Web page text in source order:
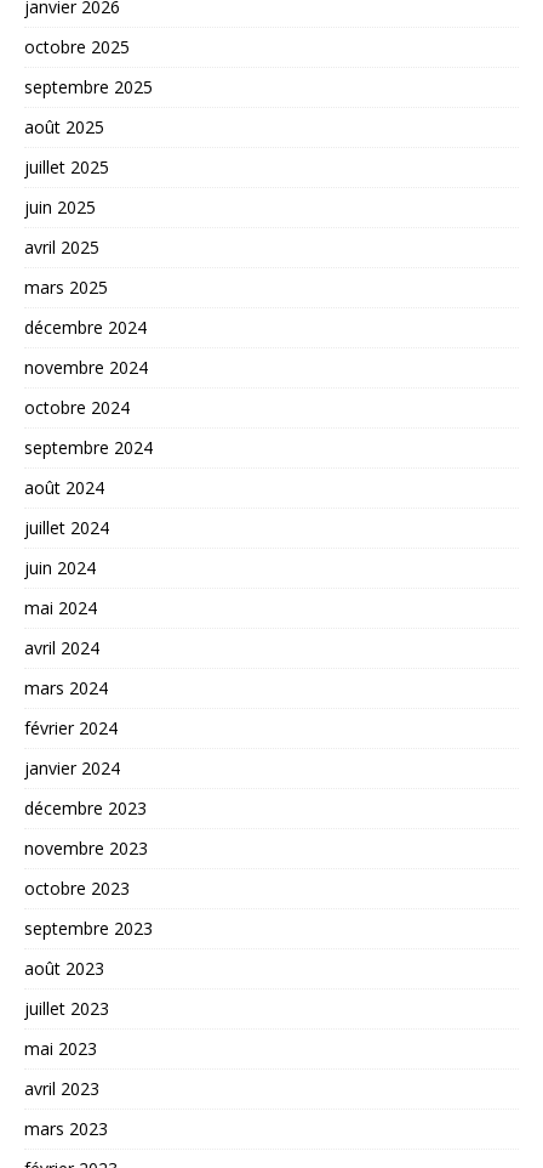
janvier 2026
octobre 2025
septembre 2025
août 2025
juillet 2025
juin 2025
avril 2025
mars 2025
décembre 2024
novembre 2024
octobre 2024
septembre 2024
août 2024
juillet 2024
juin 2024
mai 2024
avril 2024
mars 2024
février 2024
janvier 2024
décembre 2023
novembre 2023
octobre 2023
septembre 2023
août 2023
juillet 2023
mai 2023
avril 2023
mars 2023